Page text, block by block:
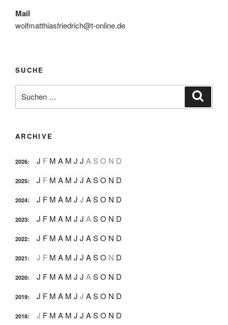
Mail
wolfmatthiasfriedrich@t-online.de
SUCHE
nach:
ARCHIVE
2026: J F M A M J J A S O N D
2025: J F M A M J J ASO N D
2024: J F M A M J J ASO N D
2023: J F M A M J J ASO N D
2022: J F M A M J J ASO N D
2021: J F M A M J J ASO N D
2020: J F M A M J J ASO N D
2019: J F M A M J J ASO N D
2018: J F M A M J J ASO N D